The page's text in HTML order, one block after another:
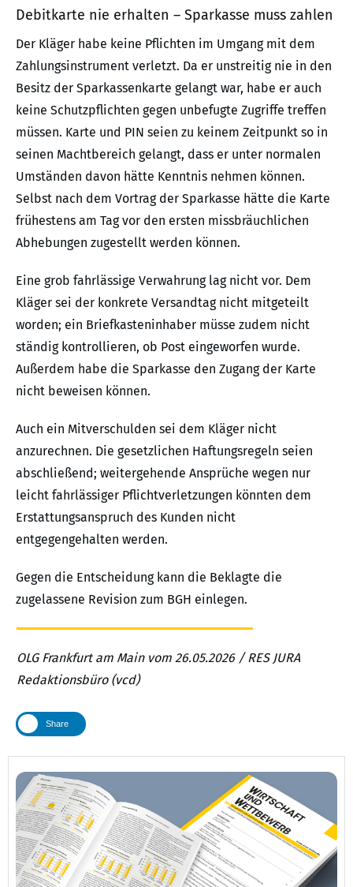
Debitkarte nie erhalten – Sparkasse muss zahlen
Der Kläger habe keine Pflichten im Umgang mit dem
Zahlungsinstrument verletzt. Da er unstreitig nie in den
Besitz der Sparkassenkarte gelangt war, habe er auch
keine Schutzpflichten gegen unbefugte Zugriffe treffen
müssen. Karte und PIN seien zu keinem Zeitpunkt so in
seinen Machtbereich gelangt, dass er unter normalen
Umständen davon hätte Kenntnis nehmen können.
Selbst nach dem Vortrag der Sparkasse hätte die Karte
frühestens am Tag vor den ersten missbräuchlichen
Abhebungen zugestellt werden können.
Eine grob fahrlässige Verwahrung lag nicht vor. Dem
Kläger sei der konkrete Versandtag nicht mitgeteilt
worden; ein Briefkasteninhaber müsse zudem nicht
ständig kontrollieren, ob Post eingeworfen wurde.
Außerdem habe die Sparkasse den Zugang der Karte
nicht beweisen können.
Auch ein Mitverschulden sei dem Kläger nicht
anzurechnen. Die gesetzlichen Haftungsregeln seien
abschließend; weitergehende Ansprüche wegen nur
leicht fahrlässiger Pflichtverletzungen könnten dem
Erstattungsanspruch des Kunden nicht
entgegengehalten werden.
Gegen die Entscheidung kann die Beklagte die
zugelassene Revision zum BGH einlegen.
OLG Frankfurt am Main vom 26.05.2026 / RES JURA
Redaktionsbüro (vcd)
Share